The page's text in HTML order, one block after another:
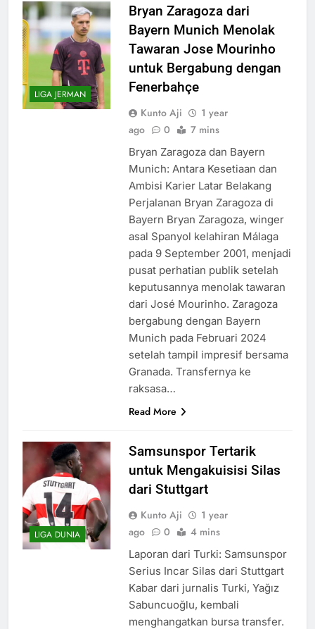
LIGA JERMAN
Bryan Zaragoza dari
Bayern Munich Menolak
Tawaran Jose Mourinho
untuk Bergabung dengan
Fenerbahçe
Kunto Aji
1 year
ago
0 7 mins
Bryan Zaragoza dan Bayern
Munich: Antara Kesetiaan dan
Ambisi Karier Latar Belakang
Perjalanan Bryan Zaragoza di
Bayern Bryan Zaragoza, winger
asal Spanyol kelahiran Málaga
pada 9 September 2001, menjadi
pusat perhatian publik setelah
keputusannya menolak tawaran
dari José Mourinho. Zaragoza
bergabung dengan Bayern
Munich pada Februari 2024
setelah tampil impresif bersama
Granada. Transfernya ke
raksasa…
Read More
LIGA DUNIA
Samsunspor Tertarik
untuk Mengakuisisi Silas
dari Stuttgart
Kunto Aji
1 year
ago
0 4 mins
Laporan dari Turki: Samsunspor
Serius Incar Silas dari Stuttgart
Kabar dari jurnalis Turki, Yağız
Sabuncuoğlu, kembali
menghangatkan bursa transfer.